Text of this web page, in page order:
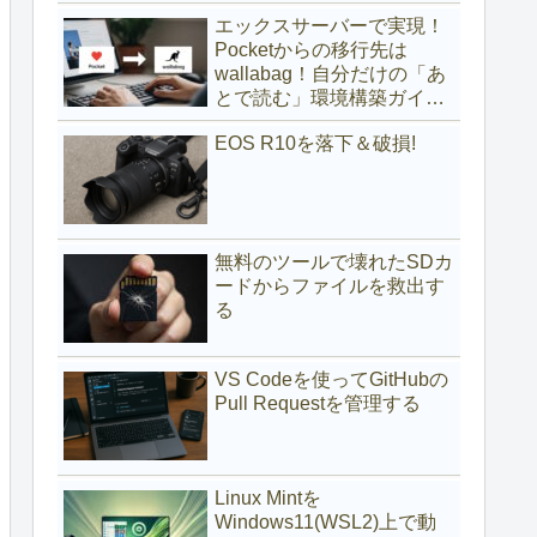
エックスサーバーで実現！
Pocketからの移行先は
wallabag！自分だけの「あ
とで読む」環境構築ガイド
(サブドメイン編)
EOS R10を落下＆破損!
無料のツールで壊れたSDカ
ードからファイルを救出す
る
VS Codeを使ってGitHubの
Pull Requestを管理する
Linux Mintを
Windows11(WSL2)上で動